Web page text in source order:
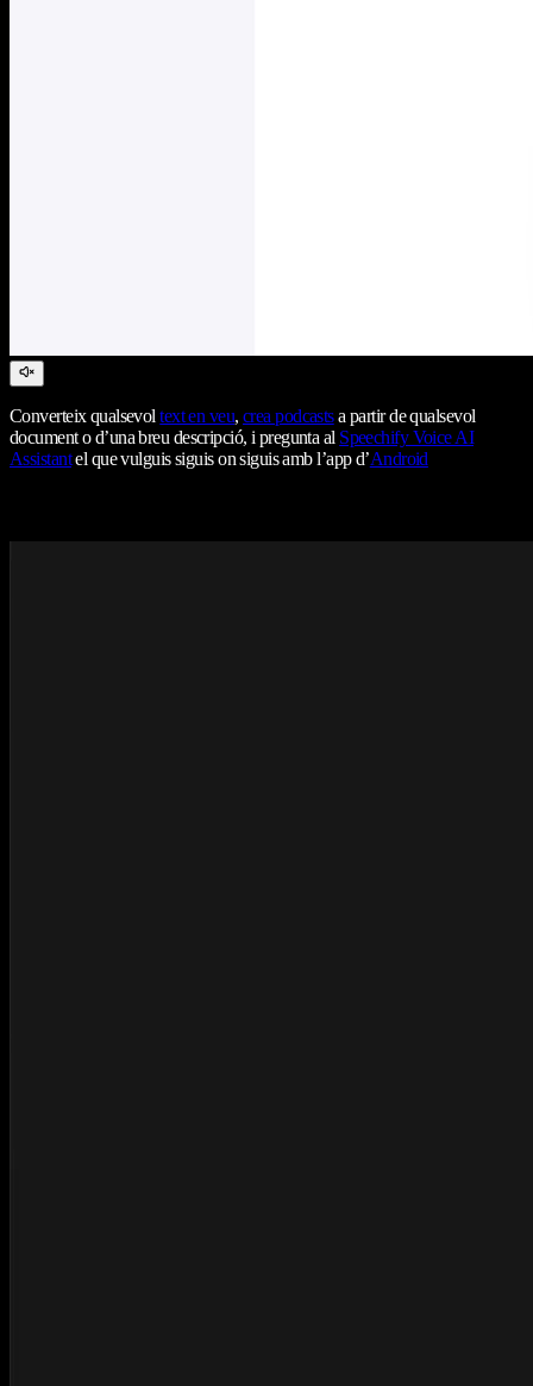
Converteix qualsevoltext en veu, crea podcastsa partir de qualsevol
document o d’una breu descripció, i pregunta al Speechify Voice AI
Assistantel que vulguis siguis on siguis amb l’app d’Android